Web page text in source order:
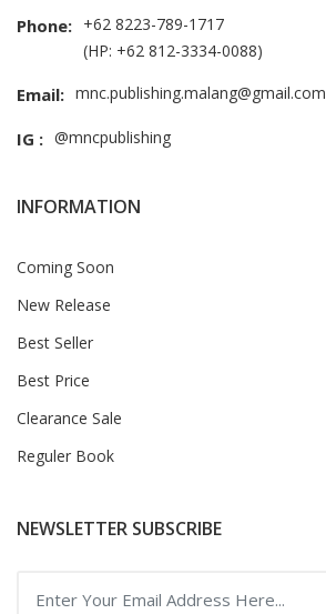
Phone: +62 8223-789-1717
(HP: +62 812-3334-0088)
Email: mnc.publishing.malang@gmail.com
IG : @mncpublishing
INFORMATION
Coming Soon
New Release
Best Seller
Best Price
Clearance Sale
Reguler Book
NEWSLETTER SUBSCRIBE